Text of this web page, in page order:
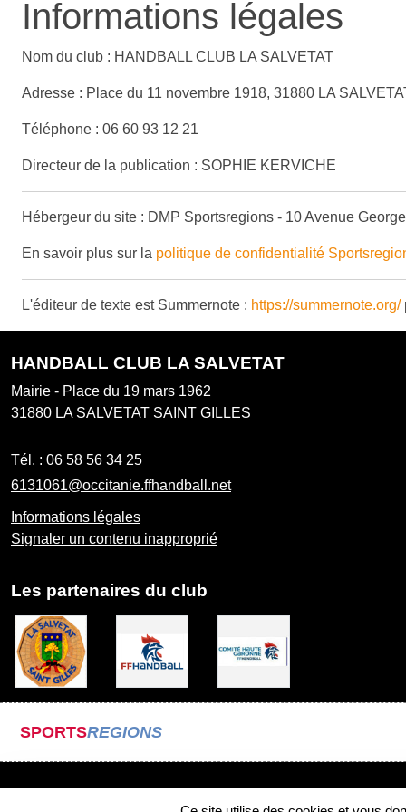
Informations légales
Nom du club : HANDBALL CLUB LA SALVETAT
Adresse : Place du 11 novembre 1918, 31880 LA
Téléphone : 06 60 93 12 21
Directeur de la publication : SOPHIE KERVICHE
Hébergeur du site : DMP Sportsregions - 10 Avenue
En savoir plus sur la politique de confidentialité
L'éditeur de texte est Summernote : https://summernote.org/
HANDBALL CLUB LA SALVETAT
Mairie - Place du 19 mars 1962
31880 LA SALVETAT SAINT GILLES
Tél. : 06 58 56 34 25
6131061@occitanie.ffhandball.net
Informations légales
Signaler un contenu inapproprié
Les partenaires du club
SPORTSREGIONS